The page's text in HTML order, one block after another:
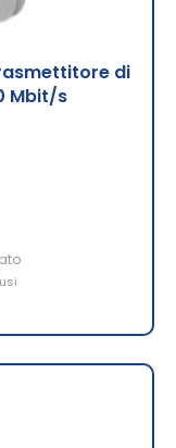
di
Mbit/s